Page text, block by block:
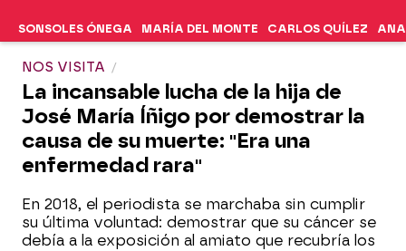
SONSOLES ÓNEGA MARÍA DEL MONTE CARLOS QUÍLEZ ANA
NOS VISITA
La incansable lucha de la hija de
José María Íñigo por demostrar la
causa de su muerte: "Era una
enfermedad rara"
En 2018, el periodista se marchaba sin cumplir
su última voluntad: demostrar que su cáncer se
debía a la exposición al amiato que recubría los